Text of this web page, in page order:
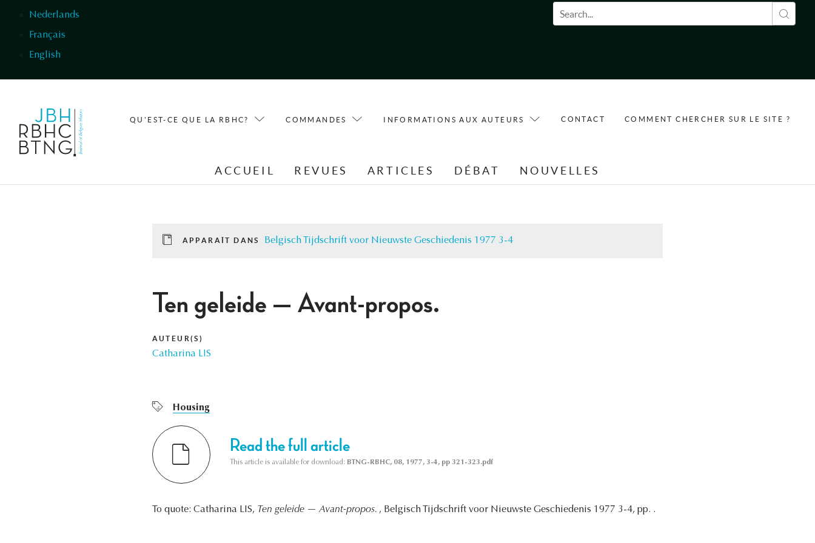
Nederlands
Français
English
Formulaire de recherche
QU'EST-CE QUE LA RBHC? COMMANDES INFORMATIONS AUX AUTEURS CONTACT COMMENT CHERCHER SUR LE SITE ?
ACCUEIL REVUES ARTICLES DÉBAT NOUVELLES
APPARAÎT DANS Belgisch Tijdschrift voor Nieuwste Geschiedenis 1977 3-4
Ten geleide — Avant-propos.
AUTEUR(S)
Catharina LIS
Housing
Read the full article
This article is available for download: BTNG-RBHC, 08, 1977, 3-4, pp 321-323.pdf
To quote: Catharina LIS, Ten geleide — Avant-propos. , Belgisch Tijdschrift voor Nieuwste Geschiedenis 1977 3-4, pp. .